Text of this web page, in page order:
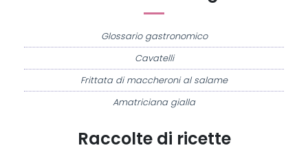
Raccolte di ricette
Glossario gastronomico
Cavatelli
Frittata di maccheroni al salame
Amatriciana gialla